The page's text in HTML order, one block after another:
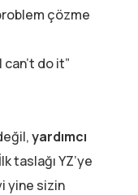
çözme
do it”
yardımcı
taslağı YZ’ye
yine sizin